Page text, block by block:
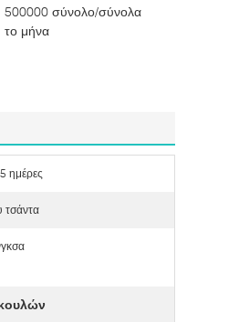
500000 σύνολο/σύνολα
το μήνα
ημέρες
τσάντα